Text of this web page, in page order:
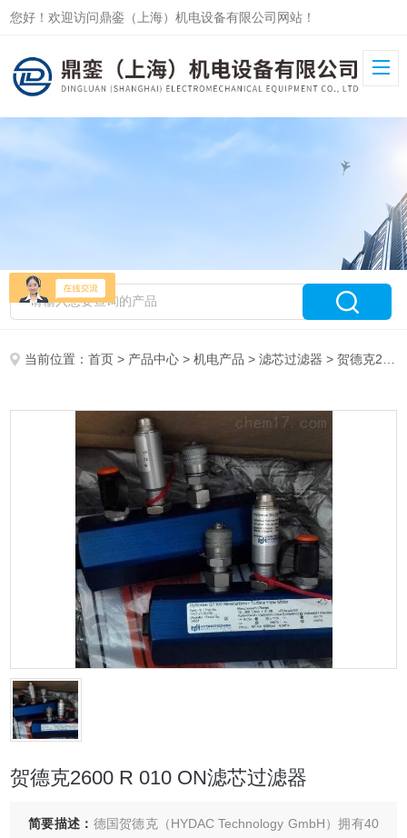
您好！欢迎访问鼎銮（上海）机电设备有限公司网站！
当前位置：首页 > 产品中心 >机电产品 >滤芯过滤器 > 贺德克2600 R 010 ON滤芯过滤器
贺德克2600 R 010 ON滤芯过滤器
简要描述： 德国贺德克（HYDAC Technology GmbH）拥有40